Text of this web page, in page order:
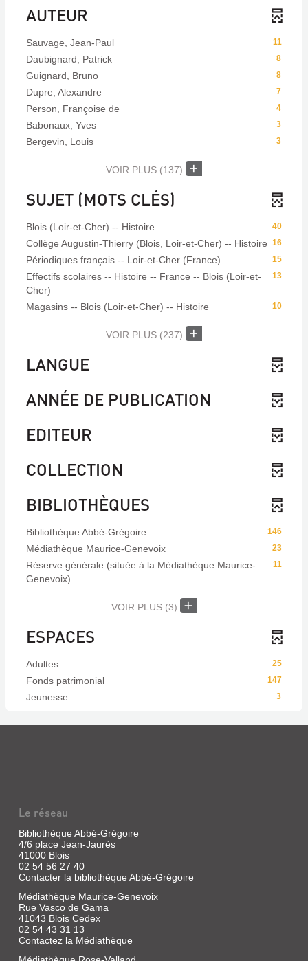
AUTEUR
11
Sauvage, Jean-Paul
8
Daubignard, Patrick
8
Guignard, Bruno
7
Dupre, Alexandre
4
Person, Françoise de
3
Babonaux, Yves
3
Bergevin, Louis
VOIR PLUS (137)
SUJET (MOTS CLÉS)
40
Blois (Loir-et-Cher) -- Histoire
16
Collège Augustin-Thierry (Blois, Loir-et-Cher) -- Histoire
15
Périodiques français -- Loir-et-Cher (France)
13
Effectifs scolaires -- Histoire -- France -- Blois (Loir-et-
Cher)
10
Magasins -- Blois (Loir-et-Cher) -- Histoire
VOIR PLUS (237)
LANGUE
ANNÉE DE PUBLICATION
EDITEUR
COLLECTION
BIBLIOTHÈQUES
146
Bibliothèque Abbé-Grégoire
23
Médiathèque Maurice-Genevoix
11
Réserve générale (située à la Médiathèque Maurice-
Genevoix)
VOIR PLUS (3)
ESPACES
25
Adultes
147
Fonds patrimonial
3
Jeunesse
Le réseau
Bibliothèque Abbé-Grégoire
4/6 place Jean-Jaurès
41000 Blois
02 54 56 27 40
Contacter la bibliothèque Abbé-Grégoire
Médiathèque Maurice-Genevoix
Rue Vasco de Gama
41043 Blois Cedex
02 54 43 31 13
Contactez la Médiathèque